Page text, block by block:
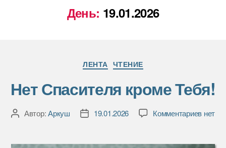
День: 19.01.2026
Рубрики
ЛЕНТА ЧТЕНИЕ
Нет Спасителя кроме Тебя!
АвторАвтор:Аркуш
Дата19.01.2026 Комментариевкнет